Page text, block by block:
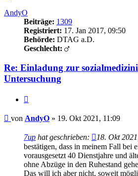
AndyO
Beiträge: 1309
Registriert: 17. Jan 2017, 09:50
Behörde: DTAG a.D.
Geschlecht:
Re: Einladung zur
Untersuchung
Beitrag
von AndyO » 19. Okt 2021, 11:09
7up hat geschrieben: 18. Okt
bestätigen, dass in meinem Fall bei
vorausgesetzt 40 Dienstjahre und
ohne Abzüge in den Ruhestand
Das will ich aber nicht, soweit